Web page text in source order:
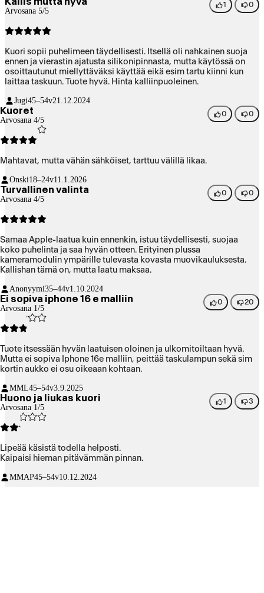
Arvosana 5/5
1 0
Kuori sopii puhelimeen täydellisesti. Itsellä oli nahkainen suoja
ennen ja vierastin ajatusta silikonipinnasta, mutta käytössä on
osoittautunut miellyttäväksi käyttää eikä esim tartu kiinni kun
laittaa taskuun. Tuote hyvä. Hinta kalliinpuoleinen.
Jugi45–54v21.12.2024
Kuoret
Arvosana 4/5
0 0
Mahtavat, mutta vähän sähköiset, tarttuu välillä likaa.
Onski18–24v11.1.2026
Turvallinen valinta
Arvosana 4/5
0 0
Samaa Apple-laatua kuin ennenkin, istuu täydellisesti, suojaa
koko puhelinta ja saa hyvän otteen. Erityinen plussa
kameramodulin ympärille tulevasta kovasta muovikauluksesta.
Kallishan tämä on, mutta laatu maksaa.
Anonyymi35–44v1.10.2024
Ei sopiva iphone 16 e malliin
Arvosana 1/5
0 20
Tuote itsessään hyvän laatuisen oloinen ja ulkomitoiltaan hyvä.
Mutta ei sopiva Iphone 16e malliin, peittää taskulampun sekä sim
kortin aukko ei osu oikeaan kohtaan.
MML45–54v3.9.2025
Huono ja liukas kuori
Arvosana 1/5
1 3
Lipeää käsistä todella helposti.
Kaipaisi hieman pitävämmän pinnan.
MMAP45–54v10.12.2024